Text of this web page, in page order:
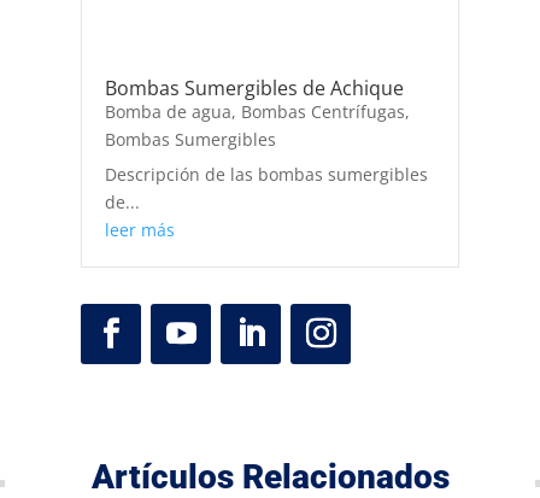
Bombas Sumergibles de Achique
Bomba de agua, Bombas Centrífugas,
Bombas Sumergibles
Descripción de las bombas sumergibles
de...
leer más
Artículos Relacionados